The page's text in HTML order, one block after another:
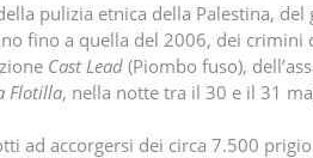
pulizia etnica della Palestina, del
fino a quella del 2006, dei crimini
Cast Lead (Piombo fuso),
Flotilla, nella notte tra il 30 e il 31
ad accorgersi dei circa 7.500